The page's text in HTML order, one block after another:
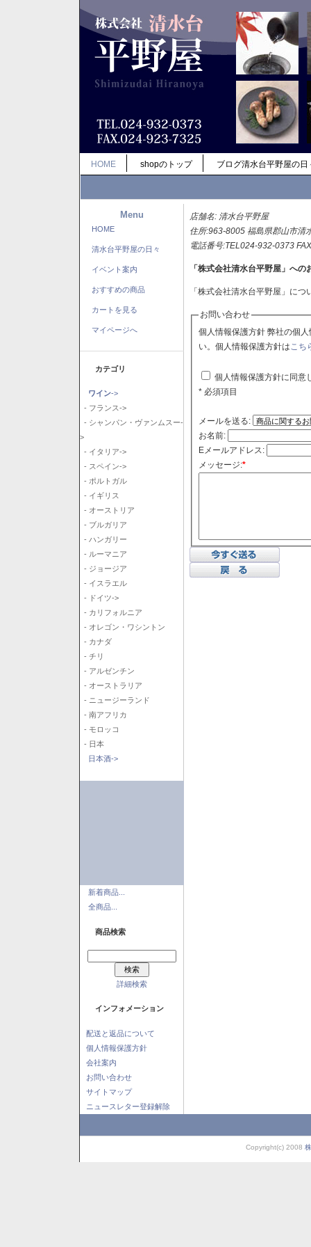
HOME shopのトップ ブログ清水台平野屋の日
Menu
HOME
清水台平野屋の日々
イベント案内
おすすめの商品
カートを見る
マイページへ
カテゴリ
ワイン->
- フランス->
- シャンパン・ヴァンムスー-
>
- イタリア->
- スペイン->
- ポルトガル
- イギリス
- オーストリア
- ブルガリア
- ハンガリー
- ルーマニア
- ジョージア
- イスラエル
- ドイツ->
- カリフォルニア
- オレゴン・ワシントン
- カナダ
- チリ
- アルゼンチン
- オーストラリア
- ニュージーランド
- 南アフリカ
- モロッコ
- 日本
日本酒->
新着商品...
全商品...
商品検索
詳細検索
インフォメーション
配送と返品について
個人情報保護方針
会社案内
お問い合わせ
サイトマップ
ニュースレター登録解除
店舗名: 清水台平野屋
住所:963-8005 福島県郡山市清
電話番号:TEL024-932-0373
「株式会社清水台平野屋」への
「株式会社清水台平野屋」に
お問い合わせ
個人情報保護方針 弊社の個人情報保護方針に同意される場合はチェックボックスをクリックしてくださ
い。個人情報保護方針はこち
個人情報保護方針に同意
* 必須項目
メールを送る:
お名前:
Eメールアドレス:
メッセージ:*
Copyright(c) 2008